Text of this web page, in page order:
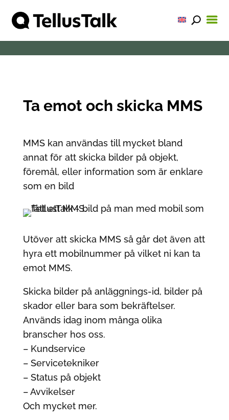
Ta emot och skicka MMS
MMS kan användas till mycket bland
annat för att skicka bilder på objekt,
föremål, eller information som är enklare
som en bild
Utöver att skicka MMS så går det även att
hyra ett mobilnummer på vilket ni kan ta
emot MMS.
Skicka bilder på anläggnings-id, bilder på
skador eller bara som bekräftelser.
Används idag inom många olika
branscher hos oss.
– Kundservice
– Servicetekniker
– Status på objekt
– Avvikelser
Och mycket mer.